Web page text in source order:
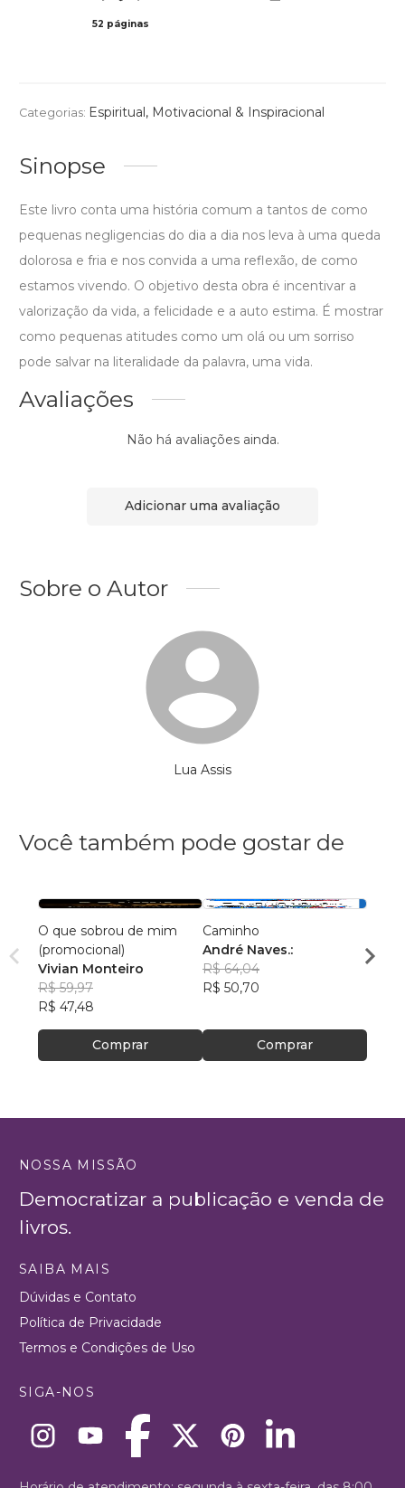
52 páginas
Categorias: Espiritual, Motivacional & Inspiracional
Sinopse
Este livro conta uma história comum a tantos de como
pequenas negligencias do dia a dia nos leva à uma queda
dolorosa e fria e nos convida a uma reflexão, de como
estamos vivendo. O objetivo desta obra é incentivar a
valorização da vida, a felicidade e a auto estima. É mostrar
como pequenas atitudes como um olá ou um sorriso
pode salvar na literalidade da palavra, uma vida.
Avaliações
Não há avaliações ainda.
Adicionar uma avaliação
Sobre o Autor
Lua Assis
Você também pode gostar de
O que sobrou de mim
(promocional)
Vivian Monteiro
R$ 59,97
R$ 47,48
Comprar
Caminho
André Naves.:
R$ 64,04
R$ 50,70
Comprar
NOSSA MISSÃO
Democratizar a publicação e venda de
livros.
SAIBA MAIS
Dúvidas e Contato
Política de Privacidade
Termos e Condições de Uso
SIGA-NOS